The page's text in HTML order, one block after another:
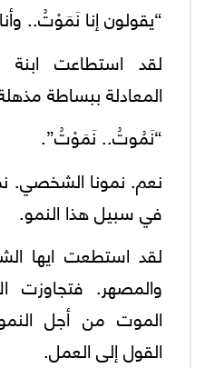
“يقولون إنا نَمَوْتُ..
لقد استطاعت
المعادلة ببساطة
“نَمُوتُ.. نَمَوْتُ”.
نعم. نمونا الشخصي.
في سبيل هذا النمو.
لقد استطعت ايها
والمصهر. فتجاوزت
الموت من أجل
القول إلى العمل.